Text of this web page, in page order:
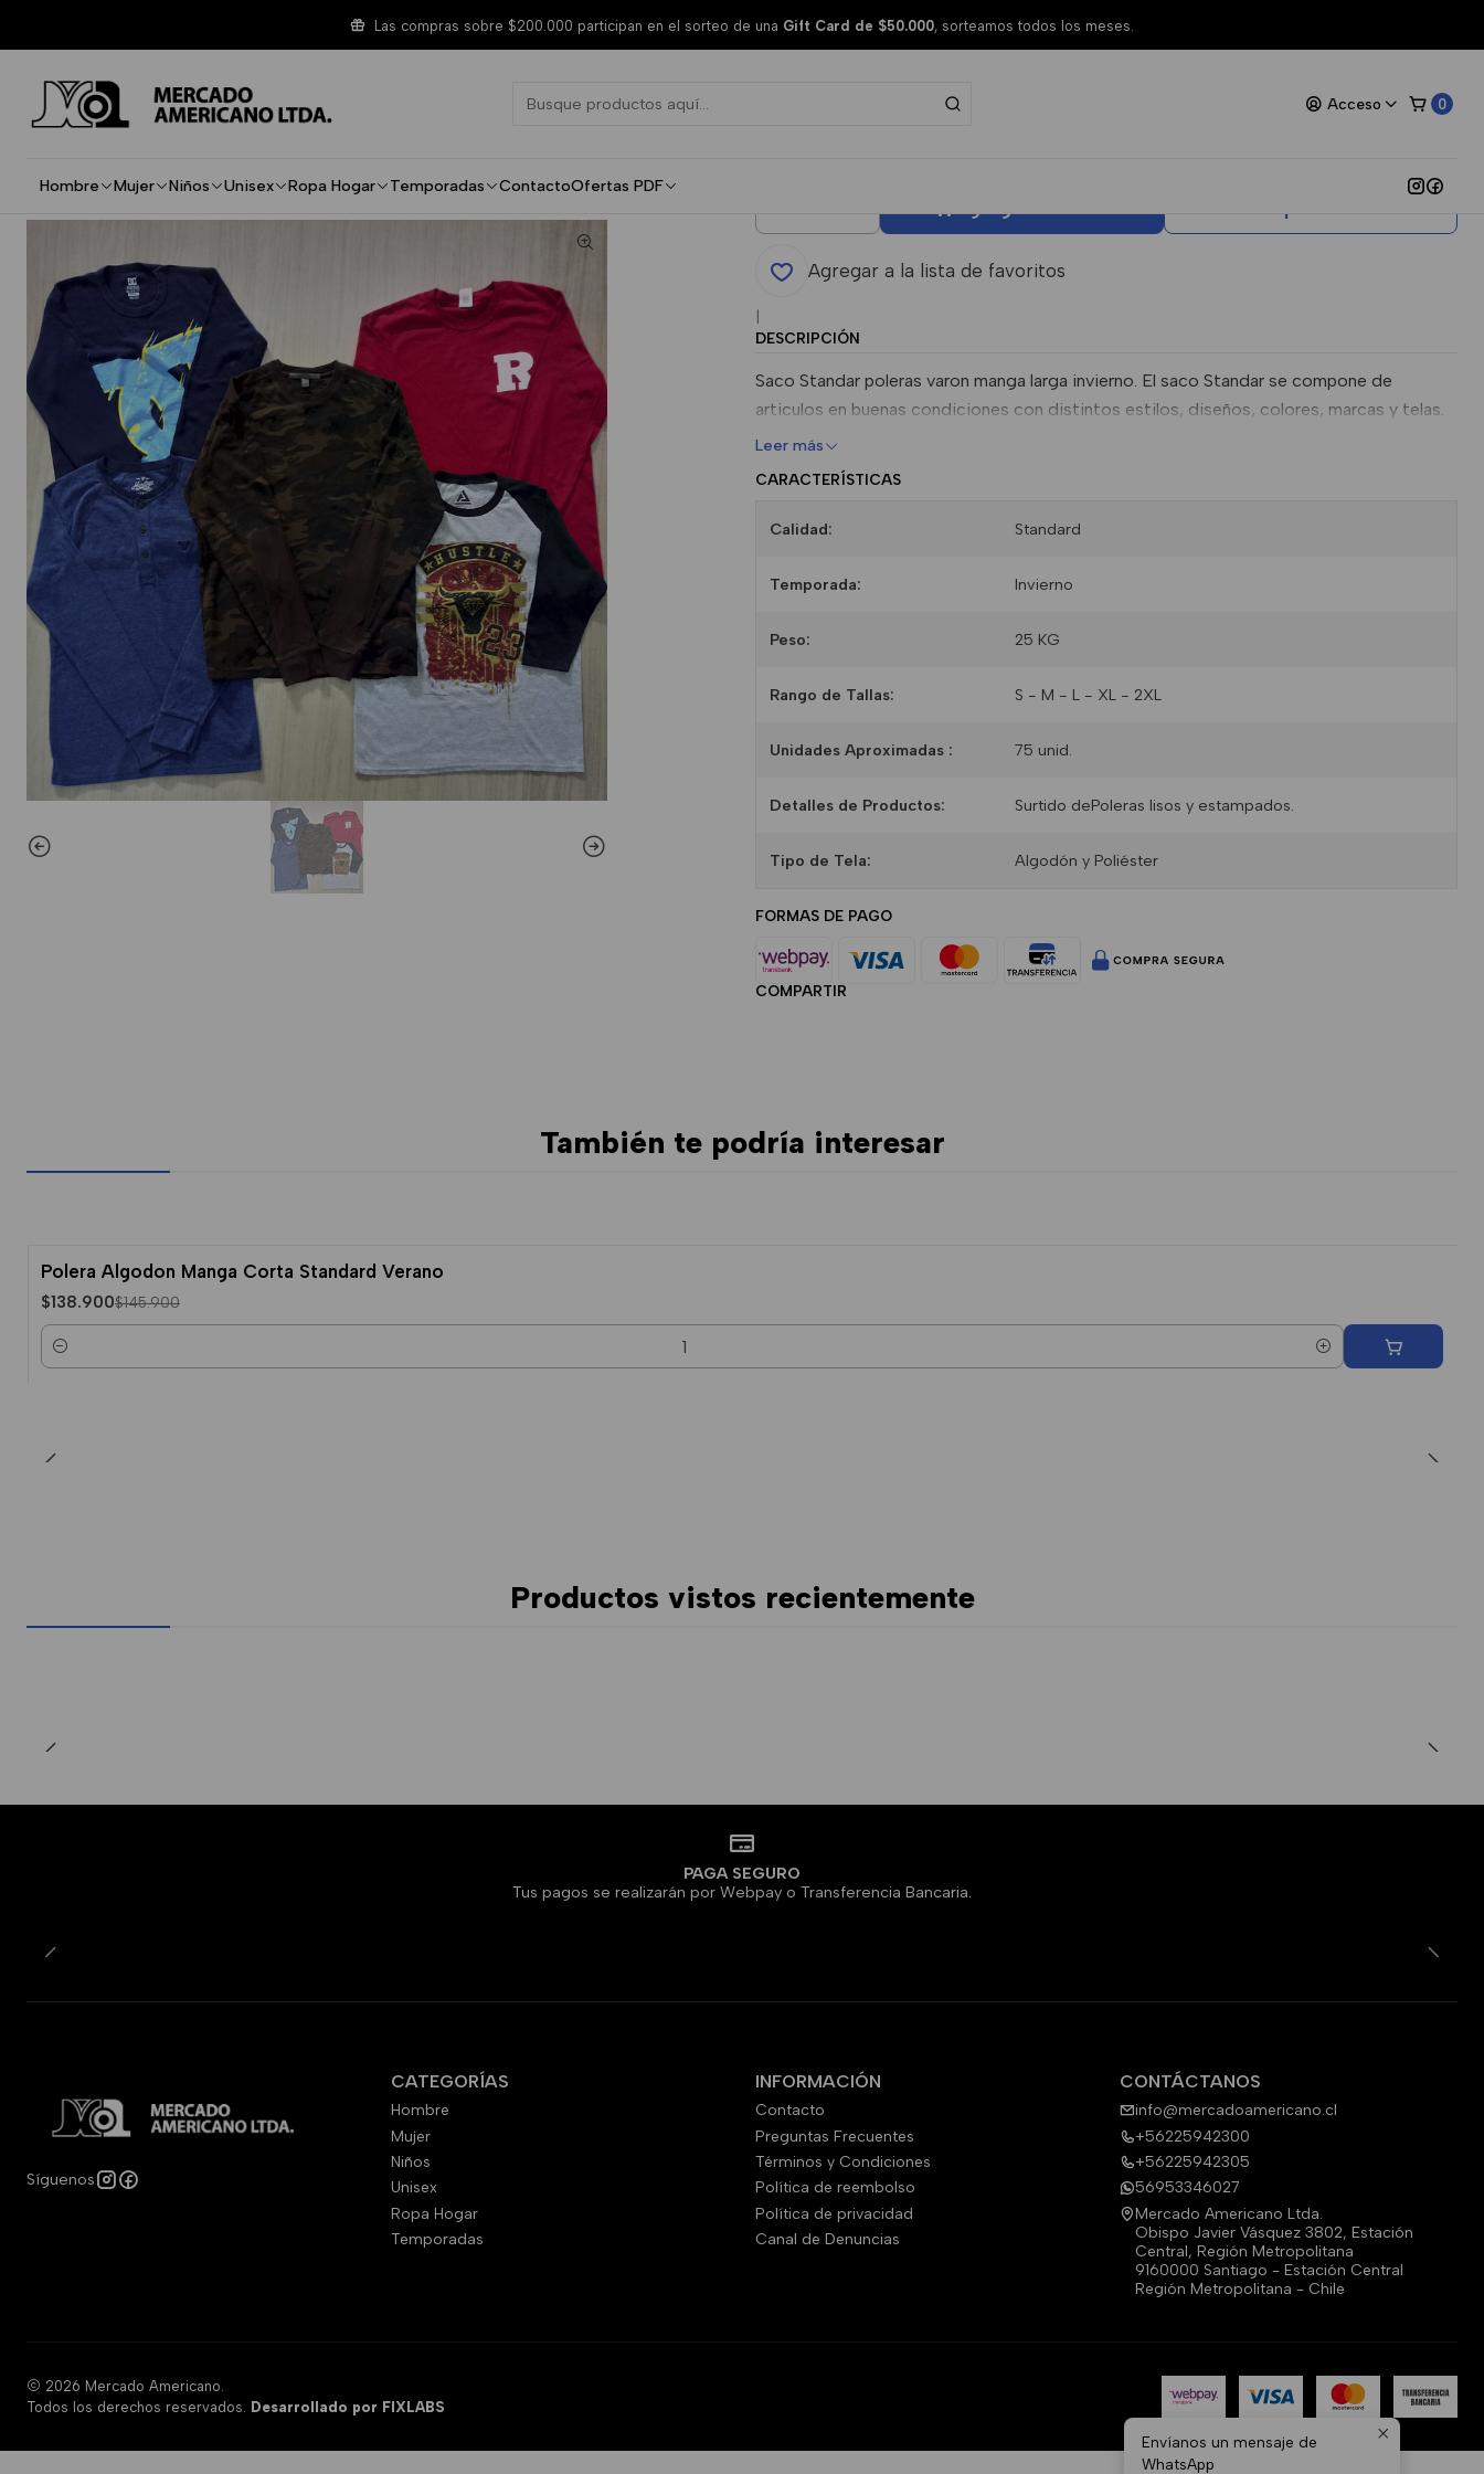
Acceso 0
Hombre Mujer Niños Unisex Ropa Hogar Temporadas ContactoOfertas PDF
Las compras sobre $200.000 participan en el sorteo de una Gift Card de $50.000, sorteamos todos los meses.
Polera Algodon Manga Larga Standard Invierno
Polera Algodon Manga Larga
Cantidad
Agregar a la lista de favoritos
DESCRIPCIÓN
Saco Standar poleras varon manga larga invierno. El saco Standar se compone de
articulos en buenas condiciones con distintos estilos, diseños, colores, marcas y telas.
Leer más
CARACTERÍSTICAS
Calidad: Standard
Temporada: Invierno
Peso: 25 KG
Rango de Tallas: S - M - L - XL - 2XL
Unidades Aproximadas : 75 unid.
Detalles de Productos: Surtido dePoleras lisos y estampados.
Tipo de Tela: Algodón y Poliéster
FORMAS DE PAGO
COMPARTIR
También te podría interesar
-5% Dcto.
Polera Algodon Manga Corta Standard Verano
$138.900$145.900
Cantidad
Productos vistos recientemente
PAGA SEGURO
Tus pagos se realizarán por Webpay o Transferencia Bancaria.
Síguenos
CATEGORÍAS
Hombre
Mujer
Niños
Unisex
Ropa Hogar
Temporadas
INFORMACIÓN
Contacto
Preguntas Frecuentes
Términos y Condiciones
Política de reembolso
Política de privacidad
Canal de Denuncias
CONTÁCTANOS
info@mercadoamericano.cl
+56225942300
+56225942305
56953346027
Mercado Americano Ltda.
Obispo Javier Vásquez 3802, Estación
Central, Región Metropolitana
9160000 Santiago - Estación Central
Región Metropolitana - Chile
2026 Mercado Americano.
Todos los derechos reservados.
Desarrollado por FIXLABS
Envíanos un mensaje de
WhatsApp